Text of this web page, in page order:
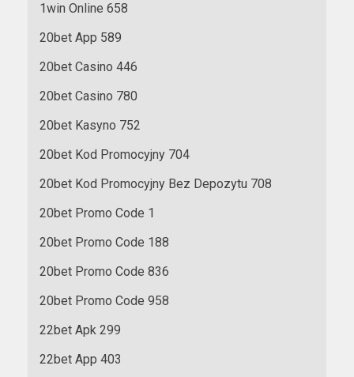
1win Online 658
20bet App 589
20bet Casino 446
20bet Casino 780
20bet Kasyno 752
20bet Kod Promocyjny 704
20bet Kod Promocyjny Bez Depozytu 708
20bet Promo Code 1
20bet Promo Code 188
20bet Promo Code 836
20bet Promo Code 958
22bet Apk 299
22bet App 403